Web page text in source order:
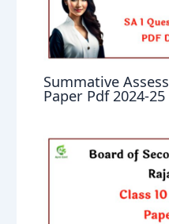
Summative
Paper Pdf 2024-25